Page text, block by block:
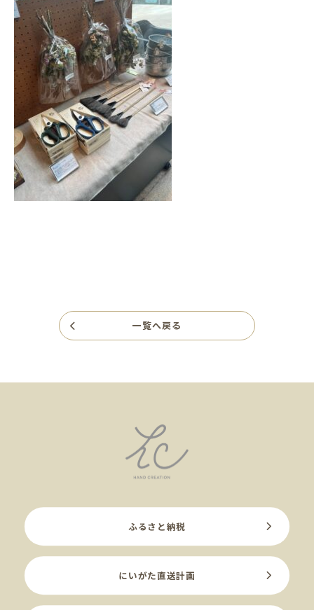
一覧へ戻る
ふるさと納税
にいがた直送計画